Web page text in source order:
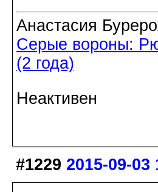
Анастасия
Серые вороны:
(2 года)
Неактивен
#1229 2015-09-03